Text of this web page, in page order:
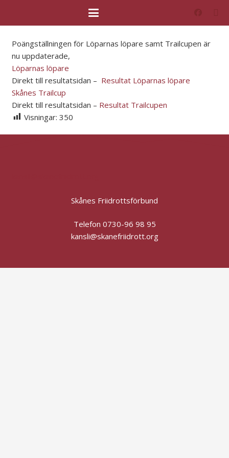
Poängställningen för Löparnas löpare samt Trailcupen är
nu uppdaterade,
Löparnas löpare
Direkt till resultatsidan – Resultat Löparnas löpare
Skånes Trailcup
Direkt till resultatsidan – Resultat Trailcupen
Visningar: 350
Skånes Friidrottsförbund
Telefon 0730-96 98 95
kansli@skanefriidrott.org